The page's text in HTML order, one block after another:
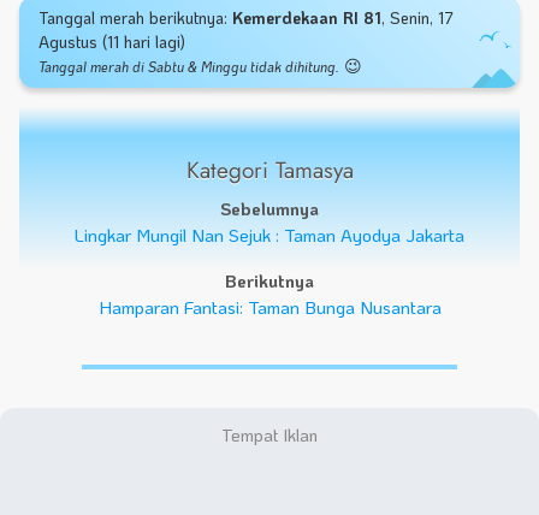
Tanggal merah berikutnya: Kemerdekaan RI 81, Senin, 17
Agustus (11 hari lagi)
Tanggal merah di Sabtu & Minggu tidak dihitung. 😉
Kategori Tamasya
Sebelumnya
Lingkar Mungil Nan Sejuk : Taman Ayodya Jakarta
Berikutnya
Hamparan Fantasi: Taman Bunga Nusantara